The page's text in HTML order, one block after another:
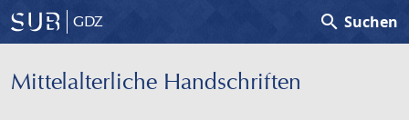
GDZ search Suchen
Mittelalterliche Handschriften